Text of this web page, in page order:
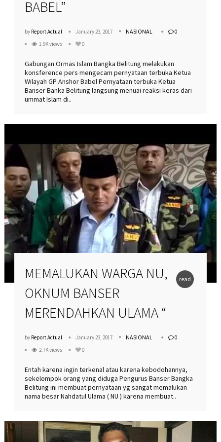
BABEL”
by Report Actual January 23, 2017 NASIONAL
0
1.9K views
0
Gabungan Ormas Islam Bangka Belitung melakukan
konsference pers mengecam pernyataan terbuka Ketua
Wilayah GP Anshor Babel Pernyataan terbuka Ketua
Banser Banka Belitung langsung menuai reaksi keras dari
ummat Islam di..
read
MEMALUKAN WARGA NU,
OKNUM BANSER
MERENDAHKAN ULAMA “
by Report Actual January 23, 2017 NASIONAL
0
2.7K views
0
Entah karena ingin terkenal atau karena kebodohannya,
sekelompok orang yang diduga Pengurus Banser Bangka
Belitung ini membuat pernyataan yg sangat memalukan
nama besar Nahdatul Ulama ( NU ) karena membuat..